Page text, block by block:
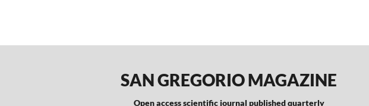
SAN GREGORIO MAGAZINE
Open access scientific journal published quarterly